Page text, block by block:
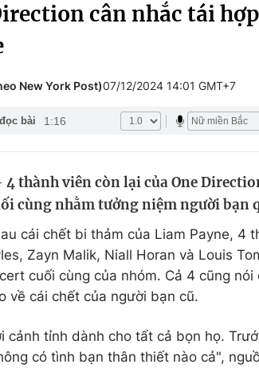
Du lịch
Chất lượng cuộc sống
cân nhắc tái
New York Post)07/12/2024 14:01 GMT+7
bài 1:16
4 thành viên còn lại của One
cùng nhằm tưởng niệm người bạn
cái chết bi thảm của Liam Payne, 4
Zayn Malik, Niall Horan và Louis
cuối cùng của nhóm. Cả 4 cũng
về cái chết của người bạn cũ.
cảnh tỉnh dành cho tất cả bọn họ.
có tình bạn thân thiết nào cả",